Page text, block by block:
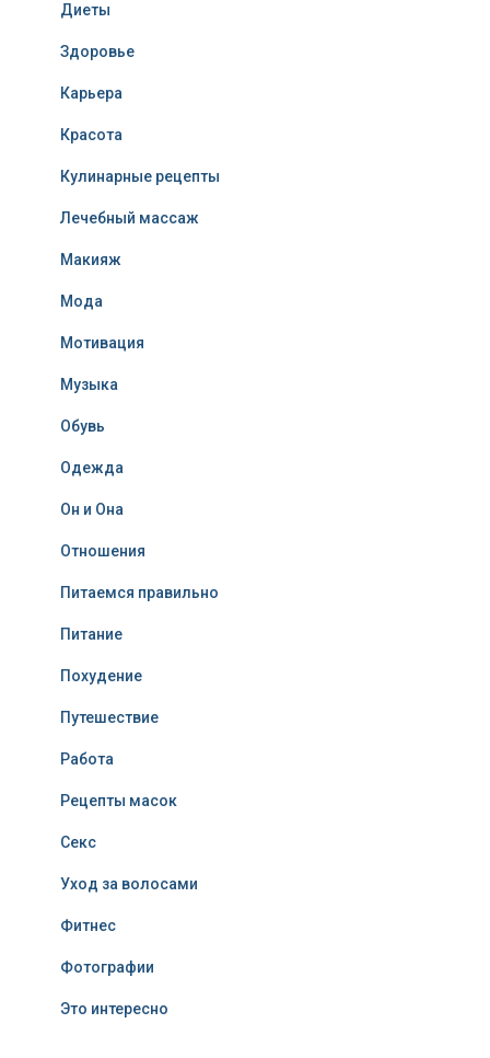
Диеты
Здоровье
Карьера
Красота
Кулинарные рецепты
Лечебный массаж
Макияж
Мода
Мотивация
Музыка
Обувь
Одежда
Он и Она
Отношения
Питаемся правильно
Питание
Похудение
Путешествие
Работа
Рецепты масок
Секс
Уход за волосами
Фитнес
Фотографии
Это интересно